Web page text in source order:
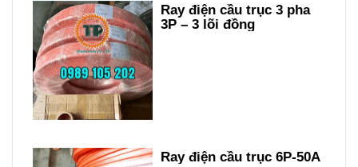
Ray điện cầu trục 3 pha
3P – 3 lõi đồng
Ray điện cầu trục 6P-50A